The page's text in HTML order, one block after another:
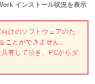
インストール状況を表示
けのソフトウェアのた
ことができません。
有して頂き、PCからダ